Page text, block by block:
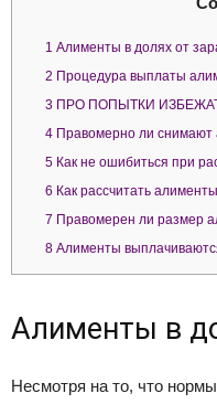
1 Алименты в долях от
2 Процедура выплаты
3 ПРО ПОПЫТКИ
4 Правомерно ли снимают
5 Как не ошибиться при
6 Как рассчитать
7 Правомерен ли размер
8 Алименты
Алименты в
Несмотря на то, что